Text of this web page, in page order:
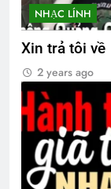
NHẠC LÍNH
Xin trả tôi về
2 years ago